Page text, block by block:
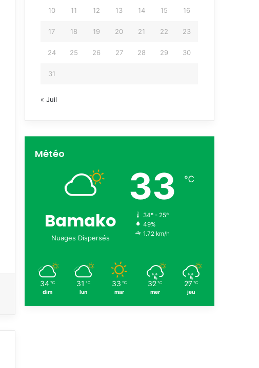
10 11 12 13 14 15 16
17 18 19 20 21 22 23
24 25 26 27 28 29 30
31
« Juil
Météo
Bamako
Nuages Dispersés
33 ℃
34º - 25º
49%
1.72 km/h
34 ℃
dim
31 ℃
lun
33 ℃
mar
32 ℃
mer
27 ℃
jeu